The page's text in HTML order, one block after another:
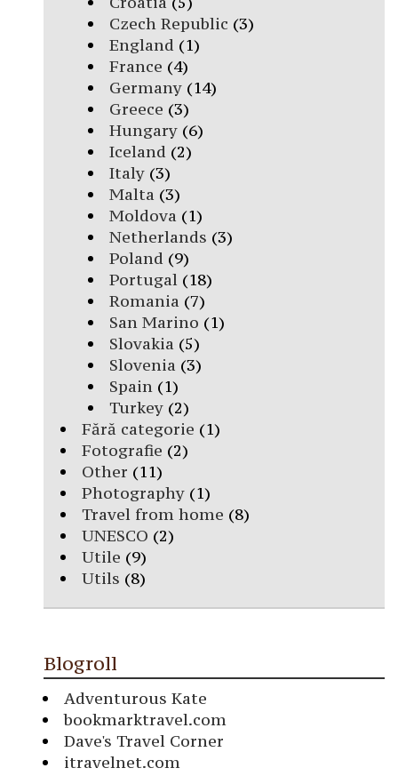
Czech Republic (3)
England (1)
France (4)
Germany(14)
Greece (3)
Hungary(6)
Iceland (2)
Italy(3)
Malta (3)
Moldova (1)
Netherlands (3)
Poland (9)
Portugal(18)
Romania (7)
San Marino (1)
Slovakia (5)
Slovenia (3)
Spain(1)
Turkey(2)
Fără categorie (1)
Fotografie (2)
Other (11)
Photography (1)
Travel from home (8)
UNESCO (2)
Utile (9)
Utils (8)
Blogroll
Adventurous Kate
bookmarktravel.com
Dave's Travel Corner
itravelnet.com